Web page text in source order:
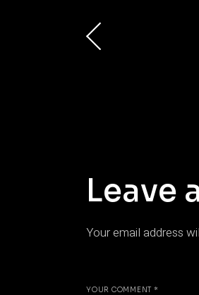
Leave
Your email address
YOUR COMMENT *